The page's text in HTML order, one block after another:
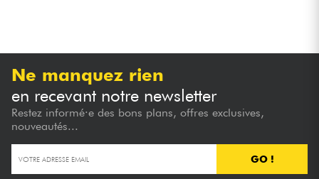
Ne manquez rien
en recevant notre newsletter
Restez informé·e des bons plans, offres exclusives,
nouveautés...
GO !